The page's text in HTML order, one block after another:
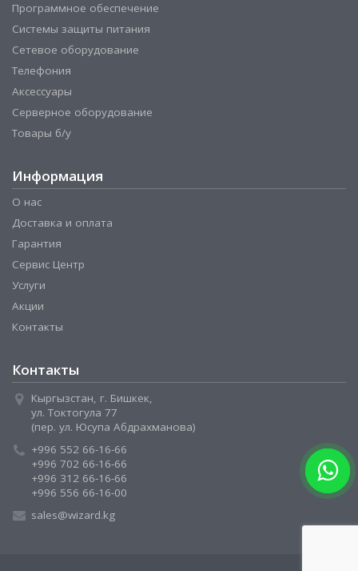
Программное обеспечение
Системы защиты питания
Сетевое оборудование
Телефония
Аксессуары
Серверное оборудование
Товары б/у
Информация
О нас
Доставка и оплата
Гарантия
Сервис Центр
Услуги
Акции
Контакты
Контакты
Кыргызстан, г. Бишкек,
ул. Токтогула 77
(пер. ул. Юсупа Абдрахманова)
+996 552 66-16-66
+996 702 66-16-66
+996 312 66-16-66
+996 556 66-16-00
sales@wizard.kg